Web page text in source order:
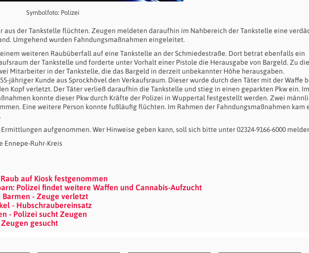
Symbolfoto: Polizei
aus der Tankstelle flüchten. Zeugen meldeten daraufhin im Nahbereich der Tankstelle eine
Umgehend wurden Fahndungsmaßnahmen eingeleitet.
einem weiteren Raubüberfall auf eine Tankstelle an der Schmiedestraße. Dort betrat ebenfalls ein
der Tankstelle und forderte unter Vorhalt einer Pistole die Herausgabe von Bargeld. Zu
Mitarbeiter in der Tankstelle, die das Bargeld in derzeit unbekannter Höhe herausgaben.
jähriger Kunde aus Sprockhövel den Verkaufsraum. Dieser wurde durch den Täter mit der Waffe
Kopf verletzt. Der Täter verließ daraufhin die Tankstelle und stieg in einen geparkten Pkw ein. Im
konnte dieser Pkw durch Kräfte der Polizei in Wuppertal festgestellt werden. Zwei
Eine weitere Person konnte fußläufig flüchten. Im Rahmen der Fahndungsmaßnahmen kam
aufgenommen. Wer Hinweise geben kann, soll sich bitte unter 02324-9166-6000
Ennepe-Ruhr-Kreis
auf Kiosk festgenommen
Polizei findet weitere Waffen und Cannabis-Aufzucht
- Zeuge verletzt
- Hubschraubereinsatz
- Polizei sucht Zeugen
gesucht